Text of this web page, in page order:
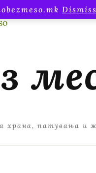
Dismiss
храна, патувања и